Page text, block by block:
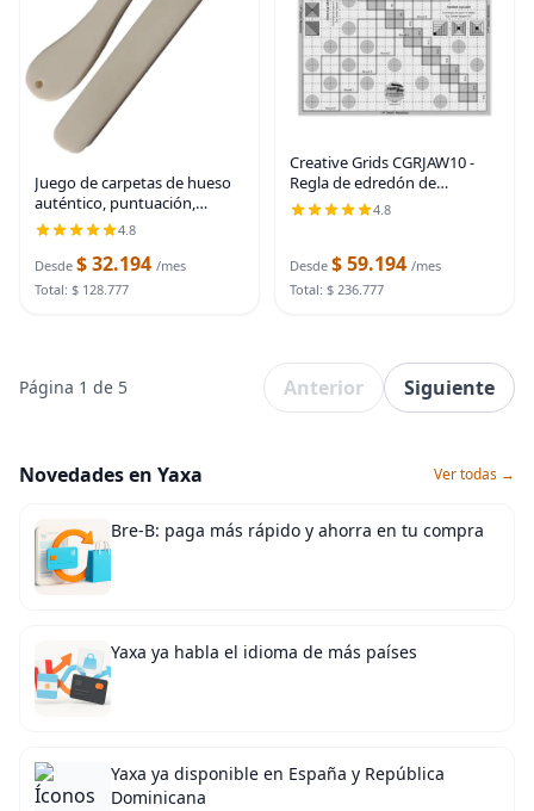
Juego de carpetas de hueso
auténtico, puntuación,
pliegue, herramienta de
bruñido | Para manualidades
de papel y cuero,
scrapbooking Origami Card
4.8
Desde $ 32.194 /mes
Total: $ 128.777
Creative Grids CGRJAW10 -
Regla de edredón de
herramientas de ajuste de
cabaña de troncos de 10
Estados Unidos, 10-1/2
4.8
Desde $ 59.194 /mes
Total: $ 236.777
Página 1 de 5 Anterior Siguiente
Novedades en Yaxa Ver todas →
Bre-B: paga más rápido y ahorra en tu compra
Yaxa ya habla el idioma de más países
Yaxa ya disponible en España y República
Dominicana